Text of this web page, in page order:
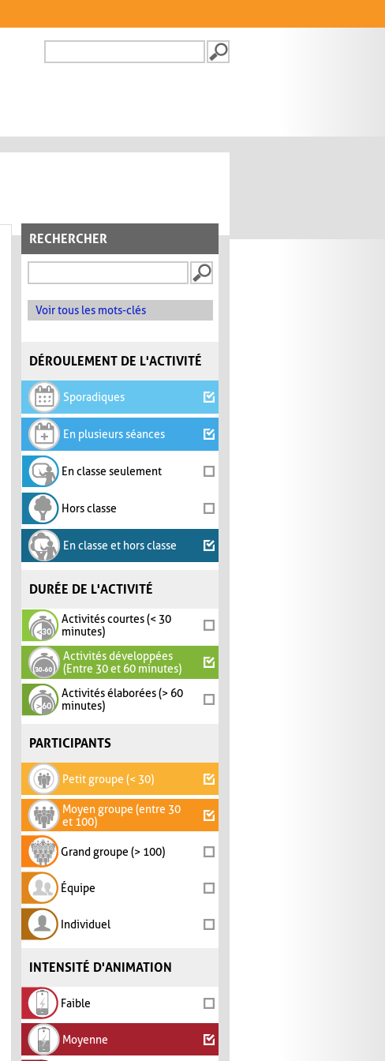
FORMULAIRE DE
RECHERCHER
Voir tous les mots-clés
DÉROULEMENT DE L'ACTIVITÉ
Sporadiques
En plusieurs séances
En classe seulement
Hors classe
En classe et hors classe
DURÉE DE L'ACTIVITÉ
Activités courtes (< 30
minutes)
Activités développées
(Entre 30 et 60 minutes)
Activités élaborées (> 60
minutes)
PARTICIPANTS
Petit groupe (< 30)
Moyen groupe (entre 30
et 100)
Grand groupe (> 100)
Équipe
Individuel
INTENSITÉ D'ANIMATION
Faible
Moyenne